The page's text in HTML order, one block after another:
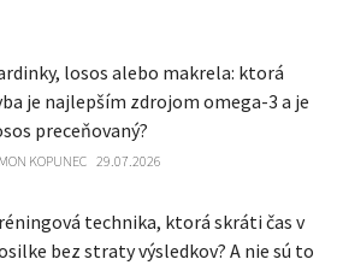
losos alebo makrela: ktorá
je najlepším zdrojom omega-3 a je
preceňovaný?
KOPUNEC 29.07.2026
technika, ktorá skráti čas v
bez straty výsledkov? A nie sú to